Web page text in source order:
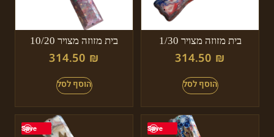
בית מזוזה מצויר 1/30
314.50 ₪
בית מזוזה מצויר 10/20
314.50 ₪
Save
Save